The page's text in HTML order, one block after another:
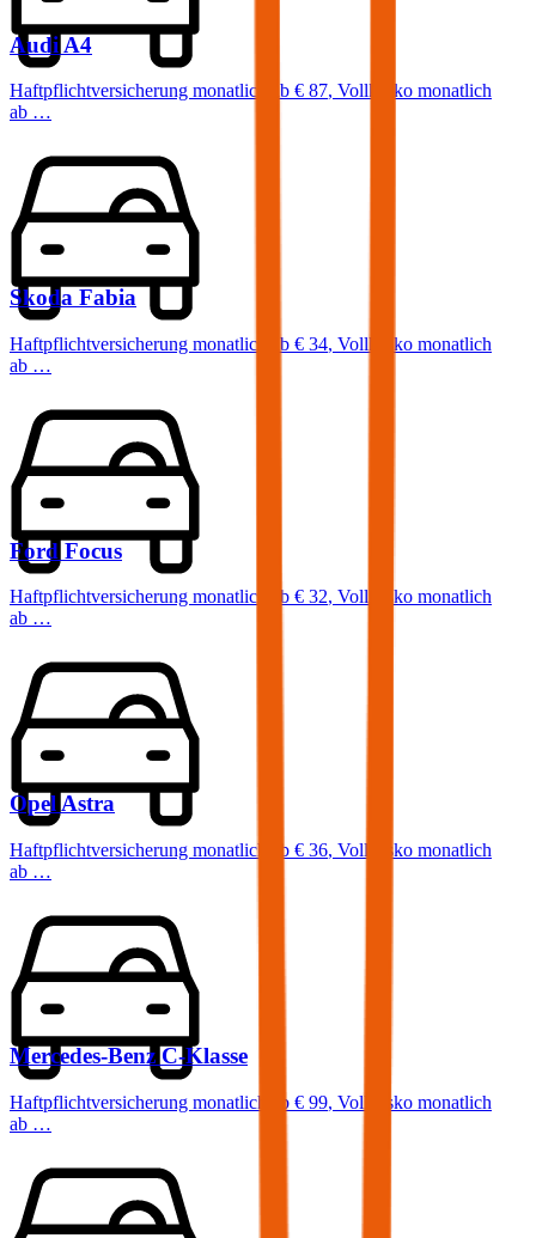
Audi A4
Haftpflichtversicherung monatlich ab € 87, Vollkasko monatlich
ab …
Skoda Fabia
Haftpflichtversicherung monatlich ab € 34, Vollkasko monatlich
ab …
Ford Focus
Haftpflichtversicherung monatlich ab € 32, Vollkasko monatlich
ab …
Opel Astra
Haftpflichtversicherung monatlich ab € 36, Vollkasko monatlich
ab …
Mercedes-Benz C-Klasse
Haftpflichtversicherung monatlich ab € 99, Vollkasko monatlich
ab …